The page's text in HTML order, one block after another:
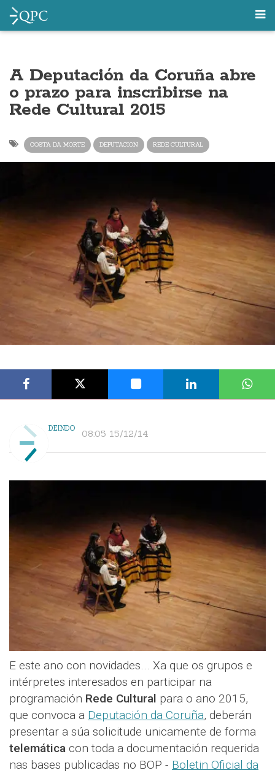
A Deputación da Coruña abre
o prazo para inscribirse na
Rede Cultural 2015
COSTA DA MORTE DEPUTACION REDE CULTURAL
DEINDO 08:05 15/12/14
E este ano con novidades... Xa que os grupos e
intérpretes interesados en participar na
programación Rede Cultural para o ano 2015,
que convoca a Deputación da Coruña, deberán
presentar a súa solicitude unicamente de forma
telemática con toda a documentación requerida
nas bases publicadas no BOP - Boletin Oficial da